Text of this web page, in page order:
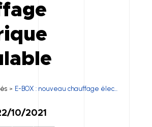
> E-BOX : nouveau chauffage élec...
10/2021